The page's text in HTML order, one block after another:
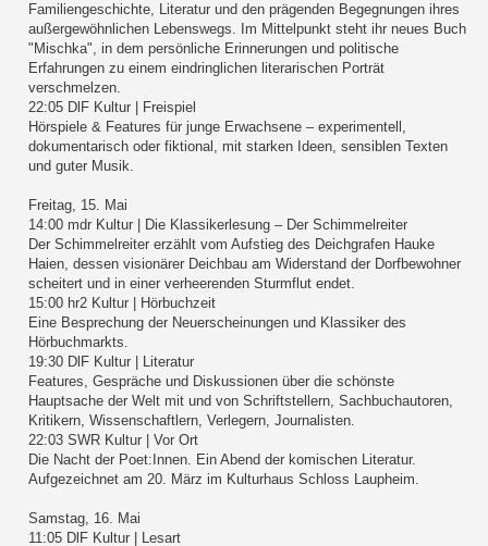
Familiengeschichte, Literatur und den prägenden Begegnungen ihres
außergewöhnlichen Lebenswegs. Im Mittelpunkt steht ihr neues Buch
"Mischka", in dem persönliche Erinnerungen und politische
Erfahrungen zu einem eindringlichen literarischen Porträt
verschmelzen.
22:05 DlF Kultur | Freispiel
Hörspiele & Features für junge Erwachsene – experimentell,
dokumentarisch oder fiktional, mit starken Ideen, sensiblen Texten
und guter Musik.
Freitag, 15. Mai
14:00 mdr Kultur | Die Klassikerlesung – Der Schimmelreiter
Der Schimmelreiter erzählt vom Aufstieg des Deichgrafen Hauke
Haien, dessen visionärer Deichbau am Widerstand der Dorfbewohner
scheitert und in einer verheerenden Sturmflut endet.
15:00 hr2 Kultur | Hörbuchzeit
Eine Besprechung der Neuerscheinungen und Klassiker des
Hörbuchmarkts.
19:30 DlF Kultur | Literatur
Features, Gespräche und Diskussionen über die schönste
Hauptsache der Welt mit und von Schriftstellern, Sachbuchautoren,
Kritikern, Wissenschaftlern, Verlegern, Journalisten.
22:03 SWR Kultur | Vor Ort
Die Nacht der Poet:Innen. Ein Abend der komischen Literatur.
Aufgezeichnet am 20. März im Kulturhaus Schloss Laupheim.
Samstag, 16. Mai
11:05 DlF Kultur | Lesart